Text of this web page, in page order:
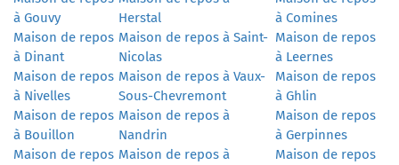
à Gouvy
Herstal
à Comines
Maison de repos
à Dinant
Maison de repos à Saint-
Nicolas
Maison de repos
à Leernes
Maison de repos
à Nivelles
Maison de repos à Vaux-
Sous-Chevremont
Maison de repos
à Ghlin
Maison de repos
à Bouillon
Maison de repos à
Nandrin
Maison de repos
à Gerpinnes
Maison de repos Maison de repos à
Maison de repos